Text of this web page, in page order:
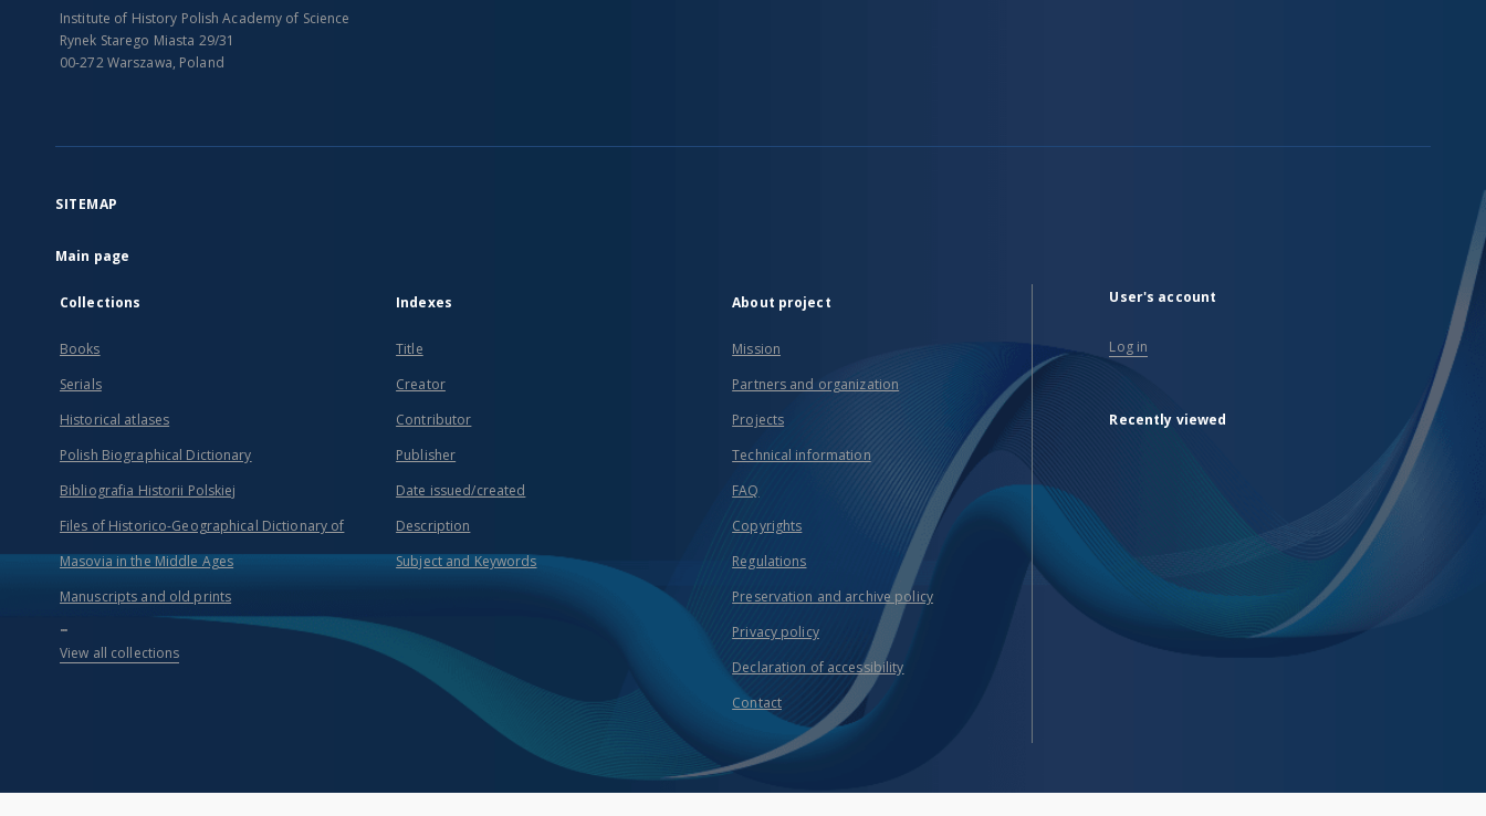
Institute of History Polish Academy of Science
Rynek Starego Miasta 29/31
00-272 Warszawa, Poland
SITEMAP
Main page
Collections
Books
Serials
Historical atlases
Polish Biographical Dictionary
Bibliografia Historii Polskiej
Files of Historico-Geographical Dictionary of
Masovia in the Middle Ages
Manuscripts and old prints
...
View all collections
Indexes
Title
Creator
Contributor
Publisher
Date issued/created
Description
Subject and Keywords
About project
Mission
Partners and organization
Projects
Technical information
FAQ
Copyrights
Regulations
Preservation and archive policy
Privacy policy
Declaration of accessibility
Contact
User's account
Log in
Recently viewed